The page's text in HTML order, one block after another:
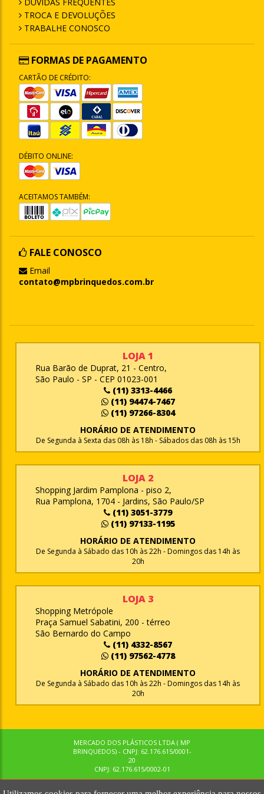
TROCA E DEVOLUÇÕES
TRABALHE CONOSCO
FORMAS DE PAGAMENTO
CARTÃO DE CRÉDITO:
DÉBITO ONLINE:
ACEITAMOS TAMBÉM:
FALE CONOSCO
Email
contato@mpbrinquedos.com.br
LOJA 1
Rua Barão de Duprat, 21 - Centro,
São Paulo - SP - CEP 01023-001
(11) 3313-4466
(11) 94474-7467
(11) 97266-8304
HORÁRIO DE ATENDIMENTO
De Segunda à Sexta das 08h às 18h - Sábados das 08h às 15h
LOJA 2
Shopping Jardim Pamplona - piso 2,
Rua Pamplona, 1704 - Jardins, São Paulo/SP
(11) 3051-3779
(11) 97133-1195
HORÁRIO DE ATENDIMENTO
De Segunda à Sábado das 10h às 22h - Domingos das 14h às
20h
LOJA 3
Shopping Metrópole
Praça Samuel Sabatini, 200 - térreo
São Bernardo do Campo
(11) 4332-8567
(11) 97562-4778
HORÁRIO DE ATENDIMENTO
De Segunda à Sábado das 10h às 22h - Domingos das 14h às
20h
MERCADO DOS PLÁSTICOS LTDA ( MP
BRINQUEDOS) - CNPJ: 62.176.615/0001-
20
CNPJ: 62.176.615/0002-01